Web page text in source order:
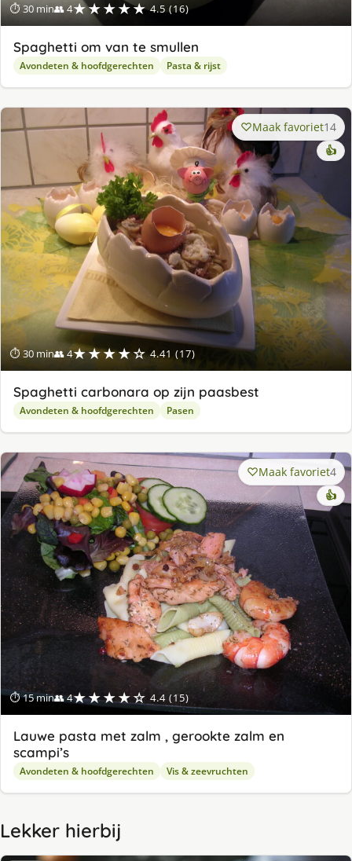
⏱ 30 min👥 4★★★★★ 4.5 (16)
Spaghetti om van te smullen
Avondeten & hoofdgerechten Pasta & rijst
⏱ 30 min👥 4★★★★☆ 4.41 (17)
Maak favoriet14
👍
Spaghetti carbonara op zijn paasbest
Avondeten & hoofdgerechten Pasen
⏱ 15 min👥 4★★★★☆ 4.4 (15)
Maak favoriet4
👍
Lauwe pasta met zalm , gerookte zalm en
scampi’s
Avondeten & hoofdgerechten Vis & zeevruchten
Lekker hierbij